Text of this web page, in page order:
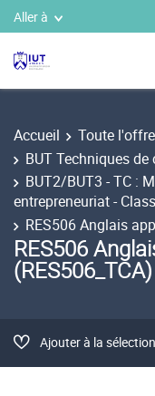
Aller à
Accueil Toute
BUT Techniques
BUT2/BUT3 - TC :
entrepreneuriat -
RES506 Anglais
RES506
(RES506_TCA)
Ajouter à la sélection